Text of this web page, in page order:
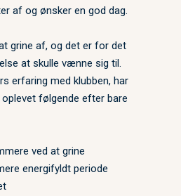
af og ønsker en god dag.
grine af, og det er for det
at skulle vænne sig til.
erfaring med klubben, har
følgende efter bare
ved at grine
energifyldt periode